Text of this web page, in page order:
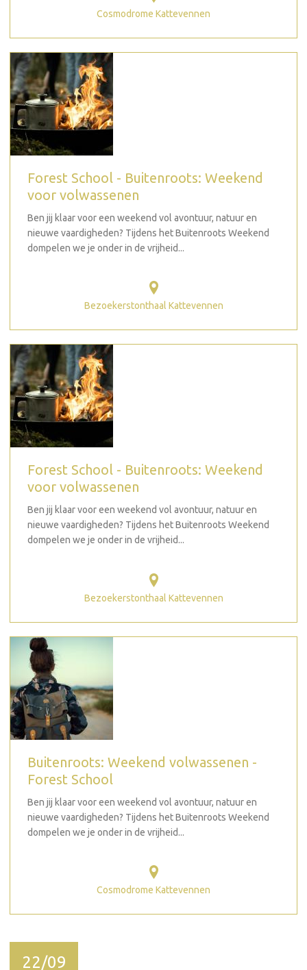
Cosmodrome Kattevennen
Forest School - Buitenroots: Weekend
voor volwassenen
Ben jij klaar voor een weekend vol avontuur, natuur en
nieuwe vaardigheden? Tijdens het Buitenroots Weekend
dompelen we je onder in de vrijheid...
Bezoekerstonthaal Kattevennen
Forest School - Buitenroots: Weekend
voor volwassenen
Ben jij klaar voor een weekend vol avontuur, natuur en
nieuwe vaardigheden? Tijdens het Buitenroots Weekend
dompelen we je onder in de vrijheid...
Bezoekerstonthaal Kattevennen
Buitenroots: Weekend volwassenen -
Forest School
Ben jij klaar voor een weekend vol avontuur, natuur en
nieuwe vaardigheden? Tijdens het Buitenroots Weekend
dompelen we je onder in de vrijheid...
Cosmodrome Kattevennen
22/09